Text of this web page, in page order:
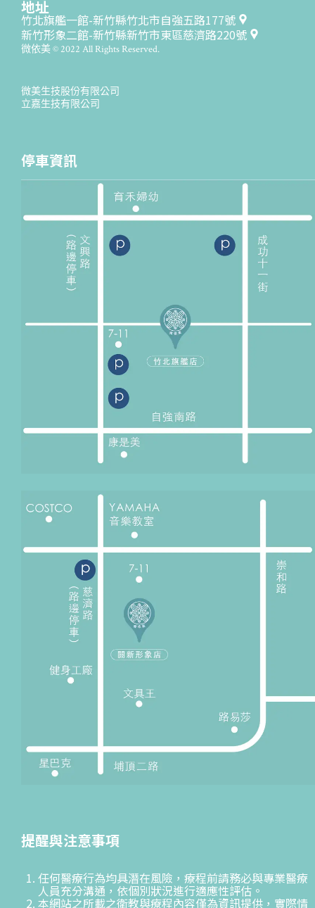
地址
竹北旗艦一館-新竹縣竹北市自強五路177號
新竹形象二館-新竹縣新竹市東區慈濟路220號
微依美 © 2022 All Rights Reserved.
微美生技股份有限公司
立嘉生技有限公司
停車資訊
提醒與注意事項
任何醫療行為均具潛在風險，療程前請務必與專業醫療
人員充分溝通，依個別狀況進行適應性評估。
本網站之所載之衛教與療程內容僅為資訊提供，實際情